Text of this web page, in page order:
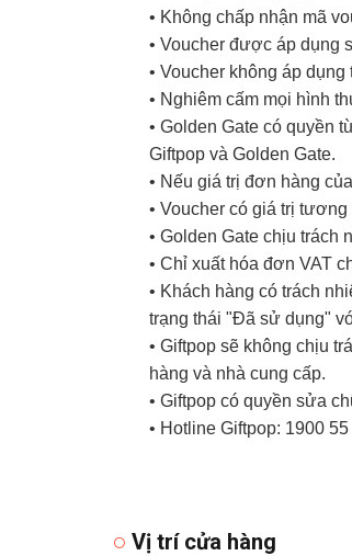
• Không chấp nhận mã
• Voucher được áp dụng
• Voucher không áp
• Nghiêm cấm mọi hình
• Golden Gate có quyền
Giftpop và Golden Gate.
• Nếu giá trị đơn hàng
• Voucher có giá trị
• Golden Gate chịu trách
• Chỉ xuất hóa đơn VAT
• Khách hàng có trách
trạng thái "Đã sử dụng"
• Giftpop sẽ không chịu
hàng và nhà cung cấp.
• Giftpop có quyền sửa
• Hotline Giftpop: 1900 55
Vị trí cửa hàng